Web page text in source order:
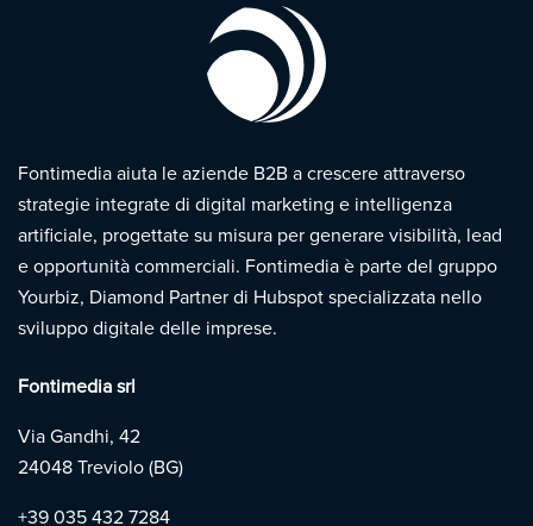
Fontimedia aiuta le aziende B2B a crescere attraverso
strategie integrate di digital marketing e intelligenza
artificiale, progettate su misura per generare visibilità, lead
e opportunità commerciali. Fontimedia è parte del gruppo
Yourbiz, Diamond Partner di Hubspot specializzata nello
sviluppo digitale delle imprese.
Fontimedia srl
Via Gandhi, 42
24048 Treviolo (BG)
+39 035 432 7284